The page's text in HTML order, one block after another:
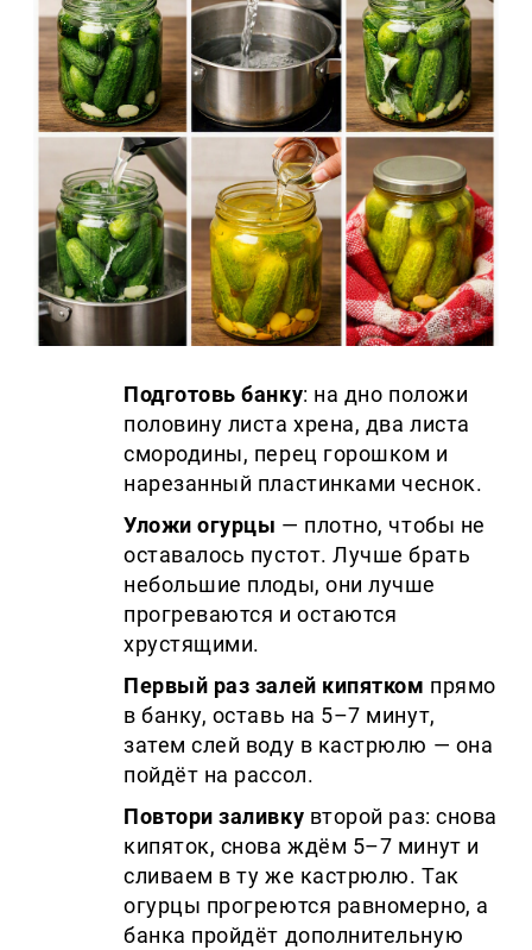
Подготовь банку: на дно положи
половину листа хрена, два листа
смородины, перец горошком и
нарезанный пластинками чеснок.
Уложи огурцы — плотно, чтобы не
оставалось пустот. Лучше брать
небольшие плоды, они лучше
прогреваются и остаются
хрустящими.
Первый раз залей кипятком прямо
в банку, оставь на 5–7 минут,
затем слей воду в кастрюлю — она
пойдёт на рассол.
Повтори заливку второй раз: снова
кипяток, снова ждём 5–7 минут и
сливаем в ту же кастрюлю. Так
огурцы прогреются равномерно, а
банка пройдёт дополнительную